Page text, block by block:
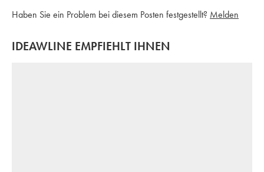
Haben Sie ein Problem bei diesem Posten festgestellt? Melden
IDEAWLINE EMPFIEHLT IHNEN